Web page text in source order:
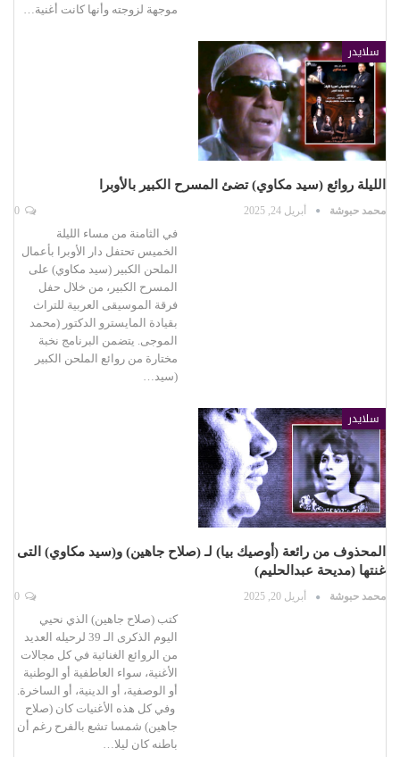
موجهة لزوجته وأنها كانت أغنية…
سلايدر
الليلة روائع (سيد مكاوي) تضئ المسرح الكبير بالأوبرا
محمد حبوشة أبريل 24, 2025
في الثامنة من مساء الليلة
الخميس تحتفل دار الأوبرا بأعمال
الملحن الكبير (سيد مكاوي) على
المسرح الكبير، من خلال حفل
فرقة الموسيقى العربية للتراث
بقيادة المايسترو الدكتور (محمد
الموجى. يتضمن البرنامج نخبة
مختارة من روائع الملحن الكبير
(سيد…
سلايدر
المحذوف من رائعة (أوصيك بيا) لـ (صلاح جاهين) و(سيد مكاوي) التى
غنتها (مديحة عبدالحليم)
محمد حبوشة أبريل 20, 2025
كتب (صلاح جاهين) الذي نحيي
اليوم الذكرى الـ 39 لرحيله العديد
من الروائع الغنائية في كل مجالات
الأغنية، سواء العاطفية أو الوطنية
أو الوصفية، أو الدينية، أو الساخرة.
وفي كل هذه الأغنيات كان (صلاح
جاهين) شمسا تشع بالفرح رغم أن
باطنه كان ليلا…